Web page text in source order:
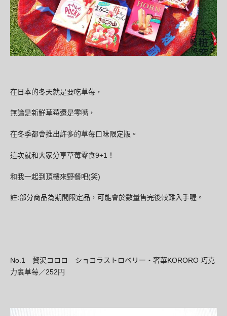
在日本的冬天就是要吃草莓，
無論是新鮮草莓還是零嘴，
在冬季都會推出許多的草莓口味限定版。
這次就和大家分享草莓零食9+1 ！
和我一起到頂樓來野餐吧(笑)
註:部分商品為期間限定品，可能會於數量售完後較難入手喔。
No.1 贅沢コロロ ショコラストロベリー・ 奢華KORORO 巧克
力裹草莓／252 円